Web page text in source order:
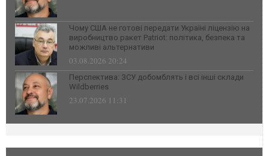
Чому США не готові передати Україні ліцензію на
виробництво ракет Patriot: політика, безпека та
можливі альтернативи
03.08.2026 20:24
Перспектива: ЗСУ добомблять і всі інші склади
Wildberries
23.07.2026 11:31